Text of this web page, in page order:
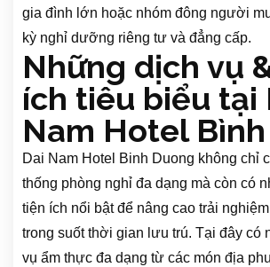
gia đình lớn hoặc nhóm đông người
kỳ nghỉ dưỡng riêng tư và đẳng cấp.
Những dịch vụ
ích tiêu biểu tại
Nam Hotel
Dai Nam Hotel Binh Duong không chỉ
thống phòng nghỉ đa dạng mà còn có
tiện ích nổi bật để nâng cao trải
trong suốt thời gian lưu trú. Tại đây có
vụ ẩm thực đa dạng từ các món địa